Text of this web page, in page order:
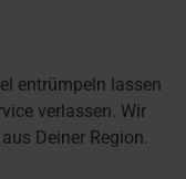
entrümpeln lassen
verlassen. Wir
Deiner Region.